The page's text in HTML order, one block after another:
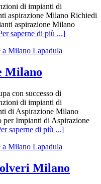
di impianti di
aspirazione Milano Richiedi
aspirazione Milano
saperne di più ...]
Milano
con successo di
di impianti di
di Aspirazione Milano
per Impianti di Aspirazione
saperne di più ...]
Milano